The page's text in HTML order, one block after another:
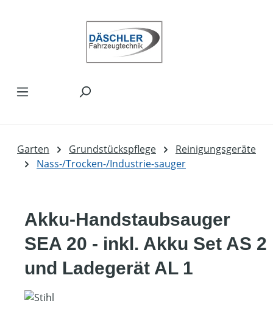
Garten Grundstückspflege
Reinigungsgeräte
Nass-/Trocken-/Industrie-sauger
Akku-Handstaubsauger
SEA 20 - inkl. Akku Set AS 2
und Ladegerät AL 1